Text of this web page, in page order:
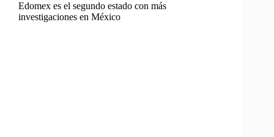
Edomex es el segundo estado con más
investigaciones en México